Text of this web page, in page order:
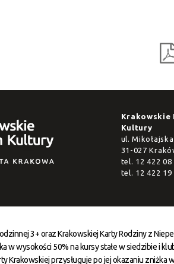
Krakowskie
Kultury
ul. Mikołajska
31-027
tel. 12 422 08
tel. 12 422 19
3+ oraz Krakowskiej Karty Rodziny z
w wysokości 50% na kursy stałe w siedzibie i
Krakowskiej przysługuje po jej okazaniu zniżka